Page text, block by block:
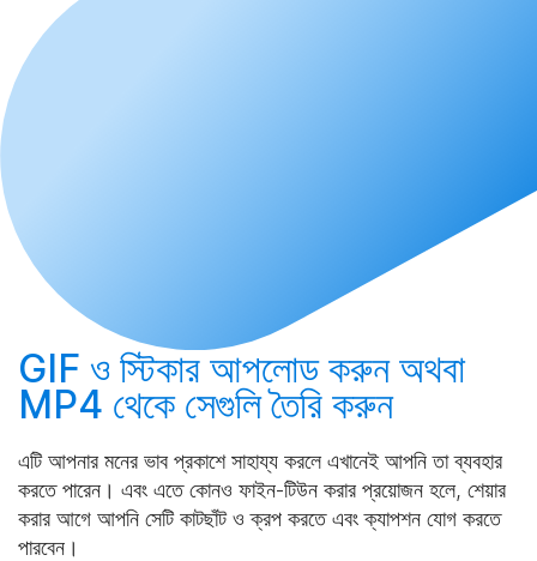
GIF ও স্টিকার আপলোড করুনঅথবা
MP4 থেকে সেগুলিতৈরি করুন
এটি আপনার মনের ভাব প্রকাশে সাহায্য করলে এখানেই আপনি তা ব্যবহার
করতে পারেন। এবং এতে কোনও ফাইন-টিউন করার প্রয়োজন হলে, শেয়ার
করার আগে আপনি সেটি কাটছাঁট ও ক্রপ করতে এবং ক্যাপশন যোগ করতে
পারবেন।